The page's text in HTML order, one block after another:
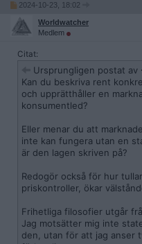
2024-10-23, 18:02
Worldwatcher
Medlem
Citat:
Ursprungligen postat av
Kan du beskriva rent
och upprätthåller en
konsumentled?
Eller menar du att
inte kan fungera utan en
är den lagen skriven på?
Redogör också för hur
priskontroller, ökar
Frihetliga filosofier utgår
Jag motsätter mig inte
den, utan för att jag anser